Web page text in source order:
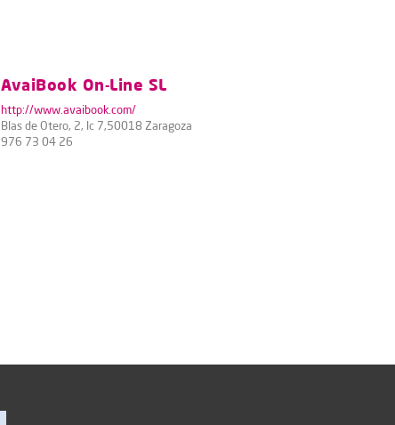
AvaiBook On-Line SL
http://www.avaibook.com/
Blas de Otero, 2, lc 7,50018 Zaragoza
976 73 04 26